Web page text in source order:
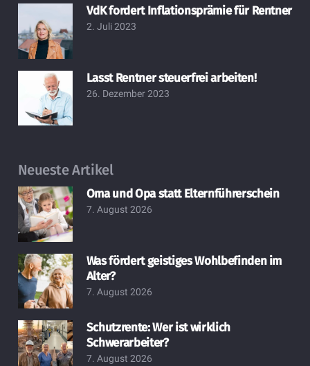
VdK fordert Inflationsprämie für Rentner
2. Juli 2023
Lasst Rentner steuerfrei arbeiten!
26. Dezember 2023
Neueste Artikel
Oma und Opa statt Elternführerschein
7. August 2026
Was fördert geistiges Wohlbefinden im
Alter?
7. August 2026
Schutzrente: Wer ist wirklich
Schwerarbeiter?
7. August 2026